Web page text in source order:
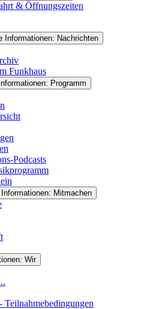
& Öffnungszeiten
Informationen: Nachrichten
Funkhaus
Programm
Podcasts
Mitmachen
Wir
Teilnahmebedingungen